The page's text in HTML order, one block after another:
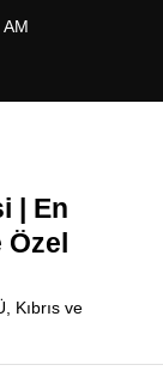
| En
Kıbrıs ve